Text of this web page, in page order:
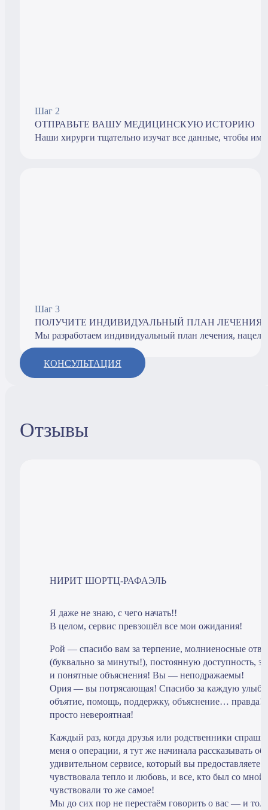
Шаг 2
ОТПРАВЬТЕ ВАШУ МЕДИЦИНСКУЮ ИСТОРИЮ
Наши хирурги тщательно изучат все данные, чтобы
Шаг 3
ПОЛУЧИТЕ ИНДИВИДУАЛЬНЫЙ ПЛАН ЛЕЧЕНИЯ
Мы разработаем индивидуальный план лечения,
КОНСУЛЬТАЦИЯ
Отзывы
НИРИТ ШОРТЦ-РАФАЭЛЬ
Я даже не знаю, с чего начать!!
В целом, сервис превзошёл все мои ожидания!
Рой — спасибо вам за терпение, молниеносные
(буквально за минуты!), постоянную доступность,
и понятные объяснения! Вы — неподражаемы!
Ория — вы потрясающая! Спасибо за каждую
объятие, помощь, поддержку, объяснение… правда!
просто невероятная!
Каждый раз, когда друзья или родственники
меня о операции, я тут же начинала рассказывать об
удивительном сервисе, который вы предоставляете!
чувствовала тепло и любовь, и все, кто был со мной,
чувствовали то же самое!
Мы до сих пор не перестаём говорить о вас — и